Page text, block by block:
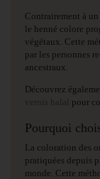
Contrairement à
le henné colore
végétaux. Cette
par les personnes
ancestraux.
Découvrez
vernis halal
pour
Pourquoi
La coloration des
pratiquées depuis
monde. Cette